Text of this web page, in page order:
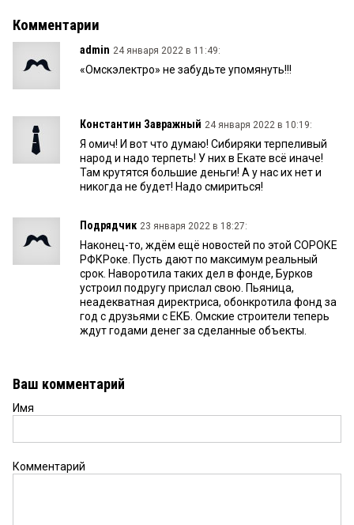
Комментарии
admin 24 января 2022 в 11:49:
«Омскэлектро» не забудьте упомянуть!!!
Константин Завражный 24 января 2022 в 10:19:
Я омич! И вот что думаю! Сибиряки терпеливый
народ и надо терпеть! У них в Екате всё иначе!
Там крутятся большие деньги! А у нас их нет и
никогда не будет! Надо смириться!
Подрядчик 23 января 2022 в 18:27:
Наконец-то, ждём ещё новостей по этой СОРОКЕ
РФКРоке. Пусть дают по максимум реальный
срок. Наворотила таких дел в фонде, Бурков
устроил подругу прислал свою. Пьяница,
неадекватная директриса, обонкротила фонд за
год с друзьями с ЕКБ. Омские строители теперь
ждут годами денег за сделанные объекты.
Ваш комментарий
Имя
Комментарий